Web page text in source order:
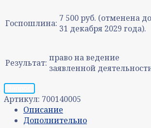
Госпошлина: 7 500 руб. (отменена до
31 декабря 2029 года).
Результат: право на ведение
заявленной
Артикул: 700140005
Описание
Дополнительно